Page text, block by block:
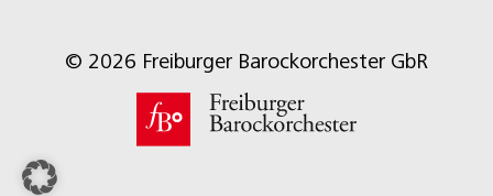
© 2026 Freiburger Barockorchester GbR